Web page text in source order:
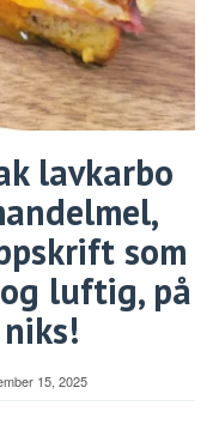
lavkarbo
som
luftig, på
15, 2025